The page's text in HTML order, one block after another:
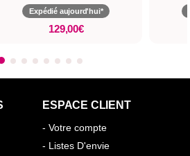
Expédié aujourd'hui*
129,00€
ESPACE CLIENT
- Votre compte
- Listes D'envie